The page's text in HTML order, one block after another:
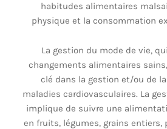
habitudes alimentaires
physique et la consommation
La gestion du mode de vie,
changements alimentaires
clé dans la gestion et/ou de
maladies cardiovasculaires. La
implique de suivre une
en fruits, légumes, grains entiers,